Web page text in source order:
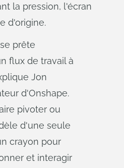
la pression, l'écran
d'origine.
prête
flux de travail à
Jon
d'Onshape.
pivoter ou
d'une seule
crayon pour
et interagir